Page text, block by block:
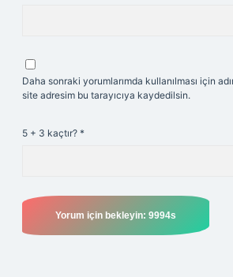
Daha sonraki yorumlarımda kullanılması için
site adresim bu tarayıcıya kaydedilsin.
5 + 3 kaçtır? *